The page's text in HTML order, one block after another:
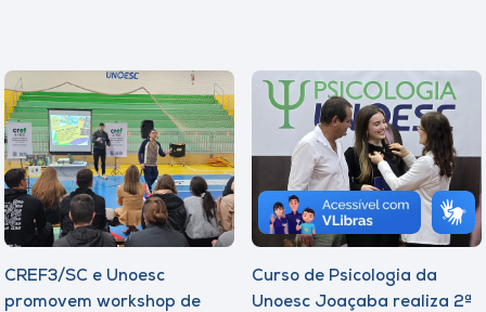
CREF3/SC e Unoesc
promovem workshop de
Curso de Psicologia da
Unoesc Joaçaba realiza 2ª